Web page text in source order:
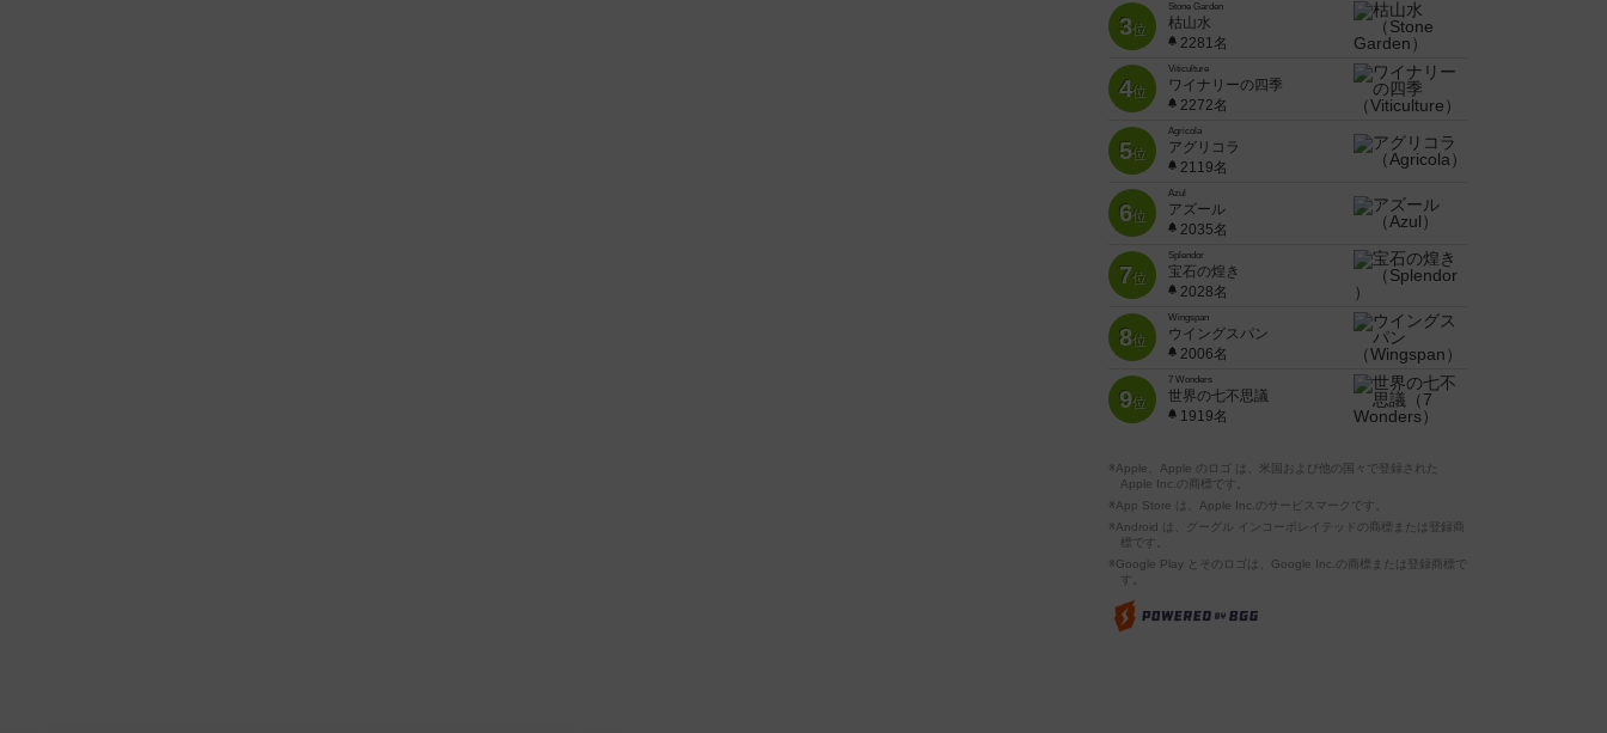
3位
Stone Garden
枯山水
2281名
4位
Viticulture
ワイナリーの四季
2272名
5位
Agricola
アグリコラ
2119名
6位
Azul
アズール
2035名
7位
Splendor
宝石の煌き
2028名
8位
Wingspan
ウイングスパン
2006名
9位
7 Wonders
世界の七不思議
1919名
※Apple、Apple のロゴ は、米国および他の国々で登録された
Apple Inc.の商標です。
※App Store は、Apple Inc.のサービスマークです。
※Android は、グーグル インコーポレイテッドの商標または登録商
標です。
※Google Play とそのロゴは、Google Inc.の商標または登録商標で
す。